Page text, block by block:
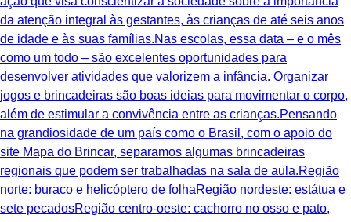
da atenção integral às gestantes, às crianças de até seis anos
de idade e às suas famílias.Nas escolas, essa data – e o mês
como um todo – são excelentes oportunidades para
desenvolver atividades que valorizem a infância. Organizar
jogos e brincadeiras são boas ideias para movimentar o corpo,
além de estimular a convivência entre as crianças.Pensando
na grandiosidade de um país como o Brasil, com o apoio do
site Mapa do Brincar, separamos algumas brincadeiras
regionais que podem ser trabalhadas na sala de aula.Região
norte: buraco e helicóptero de folhaRegião nordeste: estátua e
sete pecadosRegião centro-oeste: cachorro no osso e pato,